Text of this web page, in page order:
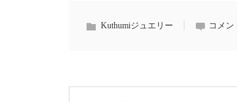
Kuthumiジュエリー コメン